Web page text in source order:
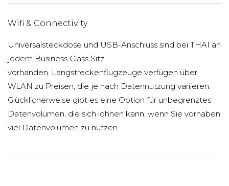
Wifi & Connectivity
Universalsteckdose und USB-Anschluss sind bei THAI an
jedem Business Class Sitz
vorhanden. Langstreckenflugzeuge verfügen über
WLAN zu Preisen, die je nach Datennutzung variieren.
Glücklicherweise gibt es eine Option für unbegrenztes
Datenvolumen, die sich lohnen kann, wenn Sie vorhaben
viel Datenvolumen zu nutzen.